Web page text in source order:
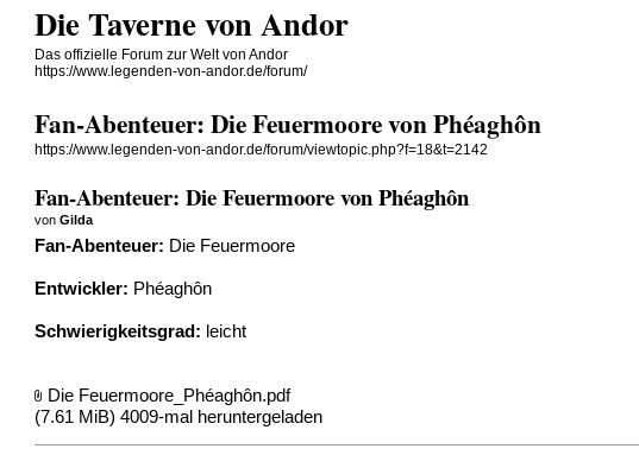
Die Taverne von Andor
Das offizielle Forum zur Welt von Andor
https://www.legenden-von-andor.de/forum/
Fan-Abenteuer: Die Feuermoore von Phéaghôn
https://www.legenden-von-andor.de/forum/viewtopic.php?f=18&t=2142
Fan-Abenteuer: Die Feuermoore von Phéaghôn
vonGilda
Fan-Abenteuer: Die Feuermoore
Entwickler: Phéaghôn
Schwierigkeitsgrad: leicht
Die Feuermoore_Phéaghôn.pdf
(7.61 MiB) 4009-mal heruntergeladen